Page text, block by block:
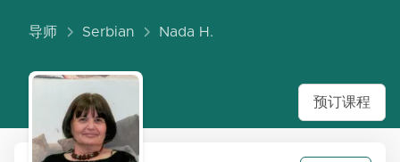
导师 Serbian Nada H.
预订课程